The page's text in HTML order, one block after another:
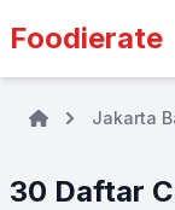
Foodierate
Jakarta
30 Daftar